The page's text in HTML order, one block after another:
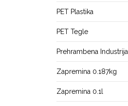
PET Plastika
PET Tegle
Prehrambena Industrija
Zapremina 0.187kg
Zapremina 0.1l